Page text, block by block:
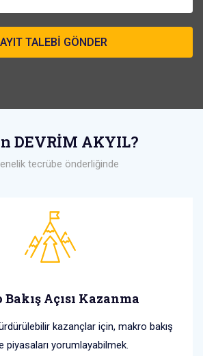
DEVRİM AKYIL?
tecrübe önderliğinde
Açısı Kazanma
kazançlar için, makro bakış
piyasaları yorumlayabilmek.